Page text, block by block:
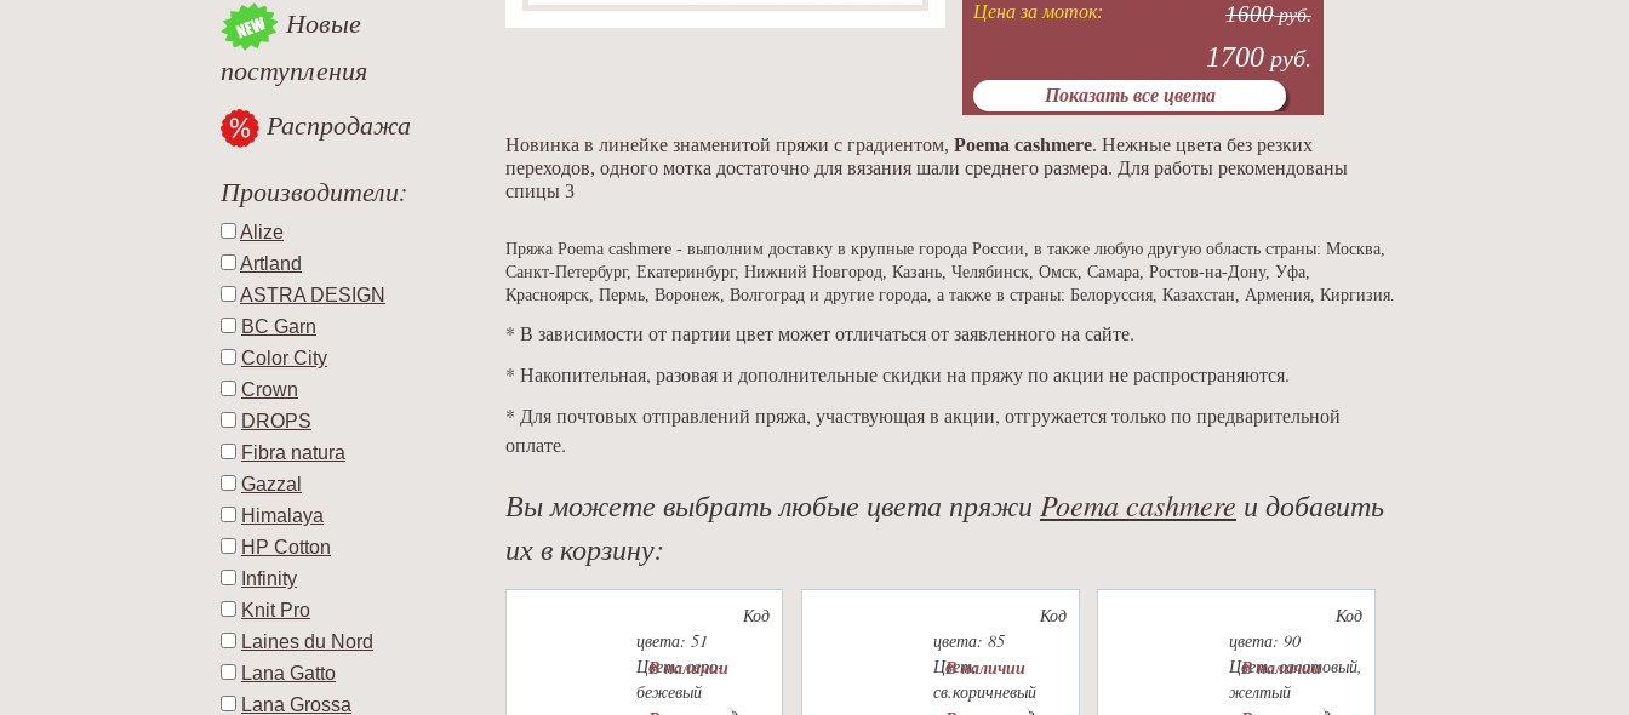
Новые
поступления
Распродажа
Производители:
Alize
Artland
ASTRA DESIGN
BC Garn
Color City
Crown
DROPS
Fibra natura
Gazzal
Himalaya
HP Cotton
Infinity
Knit Pro
Laines du Nord
Lana Gatto
Lana Grossa
Цена за моток:
1600руб.
1700 руб.
Показать все цвета
Новинка в линейке знаменитой пряжи с градиентом, Poema cashmere. Нежные цвета без резких
переходов, одного мотка достаточно для вязания шали среднего размера. Для работы рекомендованы
спицы 3
Пряжа Poema cashmere - выполним доставку в крупные города России, в также любую другую область страны: Москва,
Санкт-Петербург, Екатеринбург, Нижний Новгород, Казань, Челябинск, Омск, Самара, Ростов-на-Дону, Уфа,
Красноярск, Пермь, Воронеж, Волгоград и другие города, а также в страны: Белоруссия, Казахстан, Армения, Киргизия.
* В зависимости от партии цвет может отличаться от заявленного на сайте.
* Накопительная, разовая и дополнительные скидки на пряжу по акции не распространяются.
* Для почтовых отправлений пряжа, участвующая в акции, отгружается только по предварительной
оплате.
Вы можете выбрать любые цвета пряжи Poema cashmere и добавить
их в корзину:
Код
цвета: 51
Цвет: серо-
бежевый
В наличии
Код
цвета: 85
Цвет:
св.коричневый
В наличии
Код
цвета: 90
Цвет: салатовый,
желтый
В наличии